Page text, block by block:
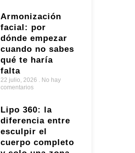
Armonización
facial: por
dónde empezar
cuando no sabes
qué te haría
falta
22 julio, 2026
No hay
comentarios
Lipo 360: la
diferencia entre
esculpir el
cuerpo completo